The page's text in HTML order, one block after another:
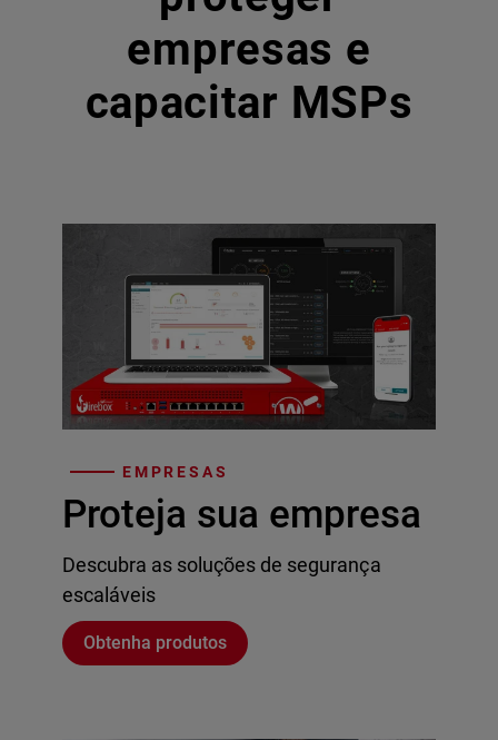
empresas e
capacitar MSPs
EMPRESAS
Proteja sua empresa
Descubra as soluções de segurança
escaláveis
Obtenha produtos